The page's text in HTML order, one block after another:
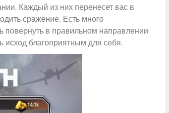
Каждый из них перенесет вас в
сражение. Есть много
повернуть в правильном направлении
исход благоприятным для себя.